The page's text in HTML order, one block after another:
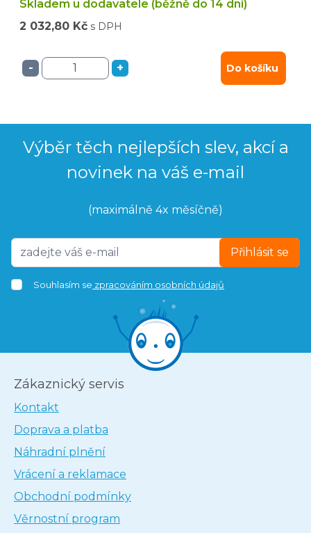
Skladem u dodavatele (běžně do 14 dní)
2 032,80 Kč s DPH
- + Do košíku
Výběr těch nejlepších slev, akcí a
novinek na váš e-mail
(maximálně 4x měsíčně)
Přihlásit se
Souhlasím se zpracováním osobních údajů
Zákaznický servis
Kontakt
Doprava a platba
Náhradní plnění
Vrácení a reklamace
Obchodní podmínky
Věrnostní program